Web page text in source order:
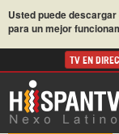
Usted puede
para un mejor
TV EN